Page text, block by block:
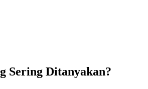
Sering Ditanyakan?